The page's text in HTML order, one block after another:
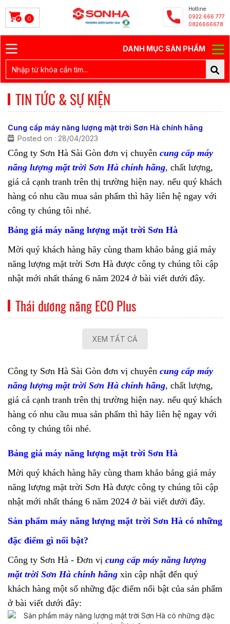
0
Hotline:
0922.666.777
0826666678
DANH MỤC SẢN PHẨM
TIN TỨC & SỰ KIỆN
Cung cấp máy năng lượng mặt trời Sơn Hà chính hãng
Posted on : 28/04/2023
Công ty Sơn Hà Sài Gòn đơn vị chuyên cung cấp máy
năng lượng mặt trời Sơn Hà chính hãng, chất lượng,
giá cả cạnh tranh trên thị trường hiện nay. nếu quý khách
hàng có nhu cầu mua sản phẩm thì hãy liên hệ ngay với
công ty chúng tôi nhé.
Bảng giá máy năng lượng mặt trời Sơn Hà
Mời quý khách hàng hãy cùng tham khảo bảng giá máy
năng lượng mặt trời Sơn Hà được công ty chúng tôi cập
nhật mới nhất tháng 6 năm 2024 ở bài viết dưới đây.
Thái dương năng ECO Plus
XEM TẤT CẢ
Công ty Sơn Hà Sài Gòn đơn vị chuyên cung cấp máy
năng lượng mặt trời Sơn Hà chính hãng, chất lượng,
giá cả cạnh tranh trên thị trường hiện nay. nếu quý khách
hàng có nhu cầu mua sản phẩm thì hãy liên hệ ngay với
công ty chúng tôi nhé.
Bảng giá máy năng lượng mặt trời Sơn Hà
Mời quý khách hàng hãy cùng tham khảo bảng giá máy
năng lượng mặt trời Sơn Hà được công ty chúng tôi cập
nhật mới nhất tháng 6 năm 2024 ở bài viết dưới đây.
Sản phẩm máy năng lượng mặt trời Sơn Hà có những
đặc điểm gì nổi bật?
Công ty Sơn Hà - Đơn vị cung cấp máy năng lượng
mặt trời Sơn Hà chính hãng xin cập nhật đến quý
khách hàng một số những đặc điểm nổi bật của sản phẩm
ở bài viết dưới đây: